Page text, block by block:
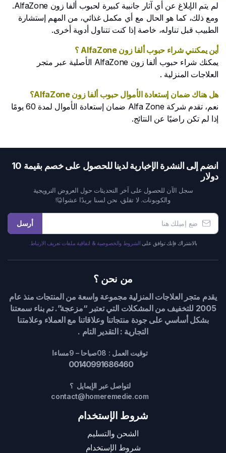
لم يتم الإبلاغ عن أي آثار جانبية كبيرة لحبوب ألفا زون AlfaZone.
ومع ذلك، كما هو الحال مع أي مكمل غذائي، من المهم إستشارة
الطبيب قبل تناوله، خاصة إذا كنت تتناول أدوية أخرى.
أين يمكنني شراء حبوب ألفا زون AlfaZone ؟
يمكنك شراء حبوب ألفا زون AlfaZone الأصلية عبر متجر
العلاجات المنزلية .
هل هناك ضمان إستعادة الأموال حبوب ألفا زون AlfaZone؟
نعم، تقدم شركة Alfa Zone ضمان إستعادة الأموال لمدة 60 يومًا
إذا لم تكن راضيًا عن النتائج.
انضم إلى النشرة الإخبارية لدينا للحصول على خصم بقيمة 10
دولار
سجل الآن للحصول على آخر التحديثات حول العروض الترويجية
والكوبونات. لا تقلق، نحن لسنا بريدًا عشوائيًا!
أرسل
بالاشتراك فإنك توافق على الشروط والخصوصية & اتفاقية ملفات تعريف الارتباط.
من نحن ؟
يقدم متجر العلاجات المنزلية مجموعة واسعة من المنتجات منذ عام
2005 للتخفيف من المشكلات التي تعتبر “مزعجة”. تم بناء سمعتنا
بشكل أساسي على جودة منتجاتنا وعلاقاتنا مع العملاء وعلامتنا
التجارية : التقدير التام .
توقيت العمل : 08صباحا – 9مساءا
00140991686460
لتواصل عبر الإيمايل ؟
contact@homeremedie.com
شروط الإستخدام
الشحن والتسليم
شروط الإستخدام